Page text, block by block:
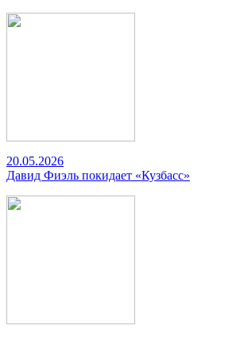
20.05.2026
Давид Фиэль покидает «Кузбасс»